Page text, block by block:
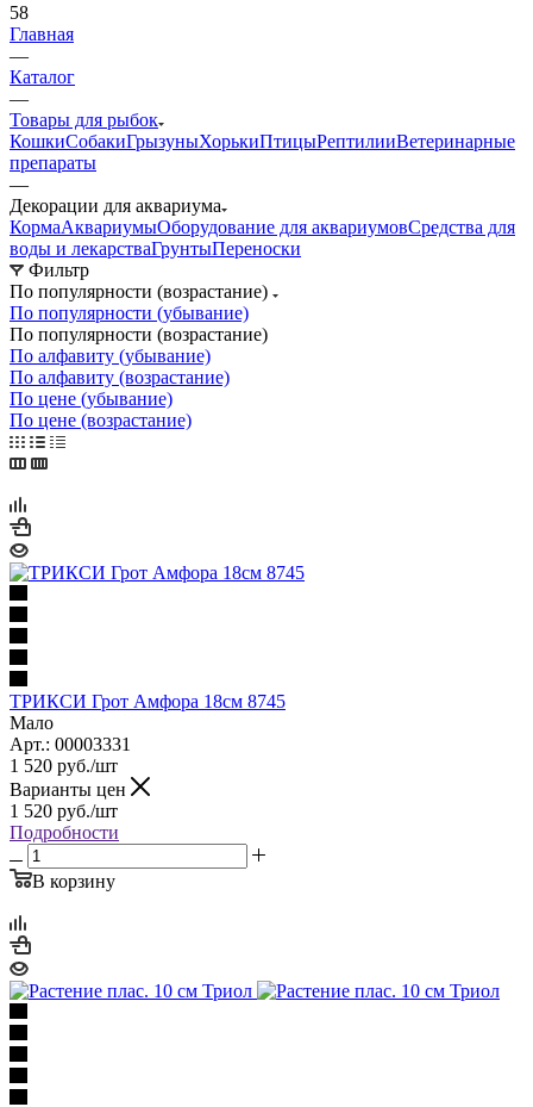
58
Главная
—
Каталог
—
Товары для рыбок
КошкиСобакиГрызуныХорькиПтицыРептилииВетеринарные
препараты
—
Декорации для аквариума
КормаАквариумыОборудование для аквариумовСредства для
воды и лекарстваГрунтыПереноски
Фильтр
По популярности (возрастание)
По популярности (убывание)
По популярности (возрастание)
По алфавиту (убывание)
По алфавиту (возрастание)
По цене (убывание)
По цене (возрастание)
ТРИКСИ Грот Амфора 18см 8745
Мало
Арт.: 00003331
1 520 руб./шт
Варианты цен
1 520 руб./шт
Подробности
В корзину